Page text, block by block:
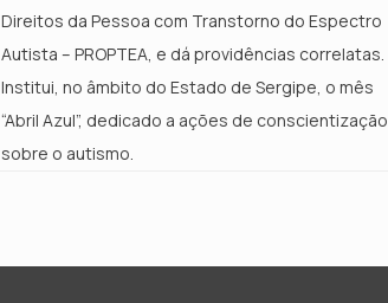
Direitos da Pessoa com Transtorno do Espectro
Autista – PROPTEA, e dá providências correlatas.
Institui, no âmbito do Estado de Sergipe, o mês
“Abril Azul”, dedicado a ações de conscientização
sobre o autismo.